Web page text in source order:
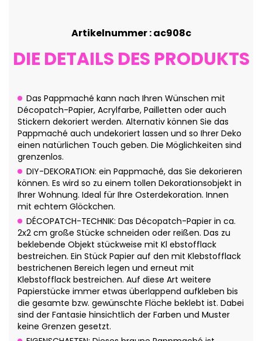
Artikelnummer : ac908c
DIE DETAILS DES PRODUKTS
Das Pappmaché kann nach Ihren Wünschen mit
Décopatch-Papier, Acrylfarbe, Pailletten oder auch
Stickern dekoriert werden. Alternativ können Sie das
Pappmaché auch undekoriert lassen und so Ihrer Deko
einen natürlichen Touch geben. Die Möglichkeiten sind
grenzenlos.
DIY-DEKORATION: ein Pappmaché, das Sie dekorieren
können. Es wird so zu einem tollen Dekorationsobjekt in
Ihrer Wohnung. Ideal für Ihre Osterdekoration. Innen
mit echtem Glöckchen.
DÉCOPATCH-TECHNIK: Das Décopatch-Papier in ca.
2x2 cm große Stücke schneiden oder reißen. Das zu
beklebende Objekt stückweise mit Kl ebstofflack
bestreichen. Ein Stück Papier auf den mit Klebstofflack
bestrichenen Bereich legen und erneut mit
Klebstofflack bestreichen. Auf diese Art weitere
Papierstücke immer etwas überlappend aufkleben bis
die gesamte bzw. gewünschte Fläche beklebt ist. Dabei
sind der Fantasie hinsichtlich der Farben und Muster
keine Grenzen gesetzt.